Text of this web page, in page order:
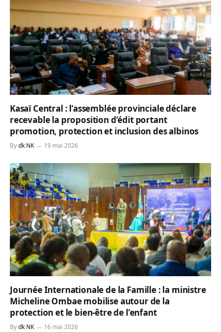
Kasaï Central : l’assemblée provinciale déclare
recevable la proposition d’édit portant
promotion, protection et inclusion des albinos
Bydk NK 19 mai 2026
Journée Internationale de la Famille : la ministre
Micheline Ombae mobilise autour de la
protection et le bien-être de l’enfant
Bydk NK 16 mai 2026